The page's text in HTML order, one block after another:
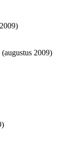
(augustus 2009)